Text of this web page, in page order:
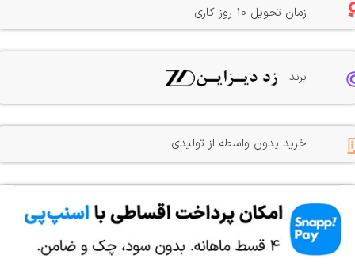
زمان تحویل 10 روز کاری
برند:
خرید بدون واسطه از تولیدی